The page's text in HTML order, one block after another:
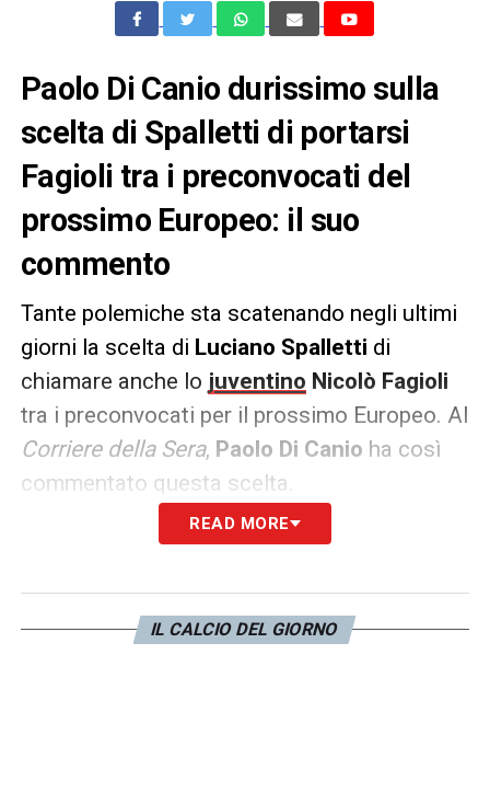
Paolo Di Canio durissimo sulla
scelta di Spalletti di portarsi
Fagioli tra i preconvocati del
prossimo Europeo: il suo
commento
Tante polemiche sta scatenando negli ultimi
giorni la scelta di Luciano Spalletti di
chiamare anche lo juventino Nicolò Fagioli
tra i preconvocati per il prossimo Europeo. Al
Corriere della Sera, Paolo Di Canio ha così
commentato questa scelta.
CONVOCAZIONE FAGIOLI –«Ne faccio una
centro di recupero. Mi pare difficile che
READ MORE
IL CALCIO DEL GIORNO